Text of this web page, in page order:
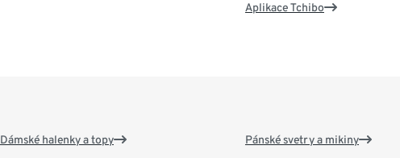
Aplikace Tchibo
Dámské halenky a topy Pánské svetry a mikiny